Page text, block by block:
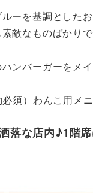
ーを基調とした
敵なものばかり
ンバーガーをメ
須）わんこ用メ
落な店内♪1階